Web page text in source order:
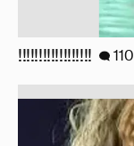
!!!!!!!!!!!!!!!!!! 110